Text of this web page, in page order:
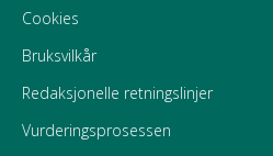
Cookies
Bruksvilkår
Redaksjonelle retningslinjer
Vurderingsprosessen